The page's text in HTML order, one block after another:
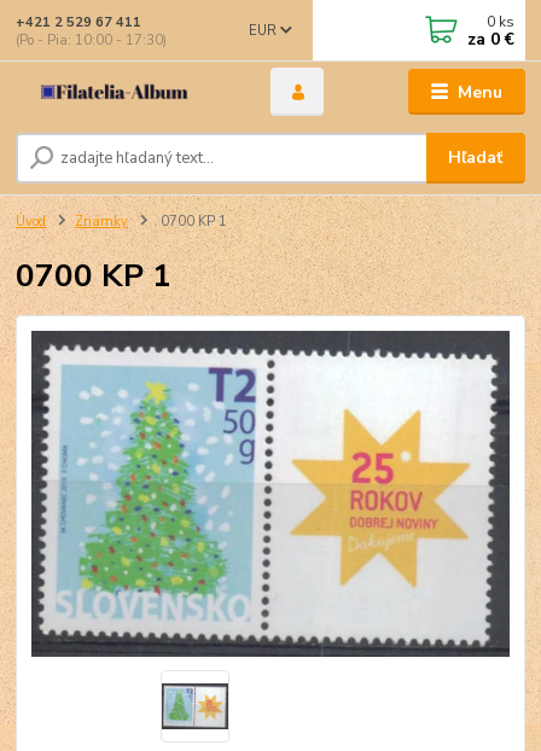
Menu
EUR
Hľadať
+421 2 529 67 411
(Po - Pia: 10:00 - 17:30)
0 ks
za 0 €
Úvod Známky 0700 KP 1
0700 KP 1